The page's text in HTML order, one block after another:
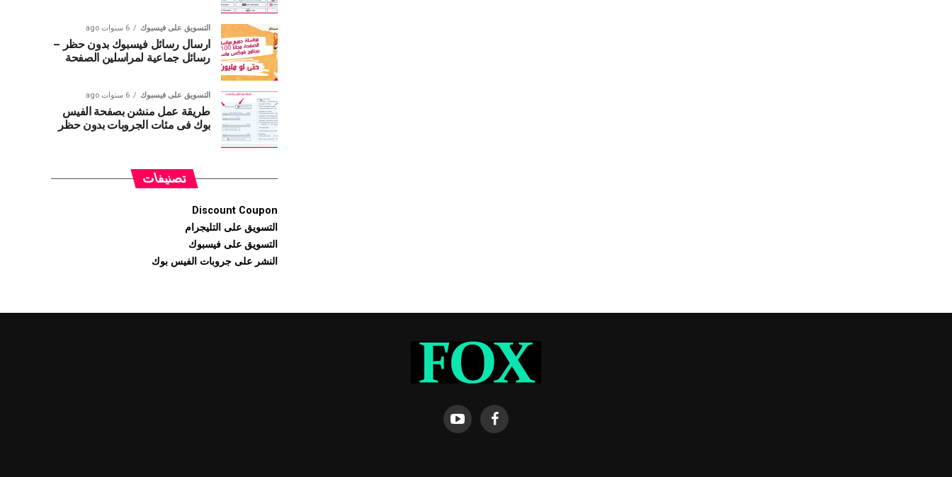
التسويق على فيسبوك 6 سنوات ago
ارسال رسائل فيسبوك بدون حظر –
رسائل جماعية لمراسلين الصفحة
التسويق على فيسبوك 6 سنوات ago
طريقة عمل منشن بصفحة الفيس
بوك فى مئات الجروبات بدون حظر
تصنيفات
Discount Coupon
التسويق على التليجرام
التسويق على فيسبوك
النشر على جروبات الفيس بوك